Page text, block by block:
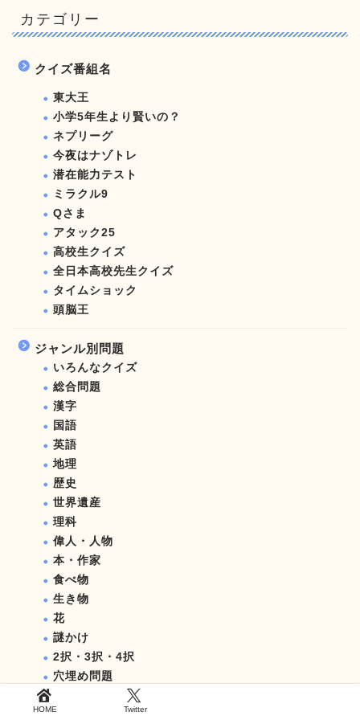
カテゴリー
クイズ番組名
東大王
小学5年生より賢いの？
ネプリーグ
今夜はナゾトレ
潜在能力テスト
ミラクル9
Qさま
アタック25
高校生クイズ
全日本高校先生クイズ
タイムショック
頭脳王
ジャンル別問題
いろんなクイズ
総合問題
漢字
国語
英語
地理
歴史
世界遺産
理科
偉人・人物
本・作家
食べ物
生き物
花
謎かけ
2択・3択・4択
穴埋め問題
ひらめきクイズ
HOME Twitter